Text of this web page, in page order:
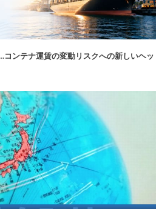
ンテナ運賃の変動リスクへの新しいヘッ